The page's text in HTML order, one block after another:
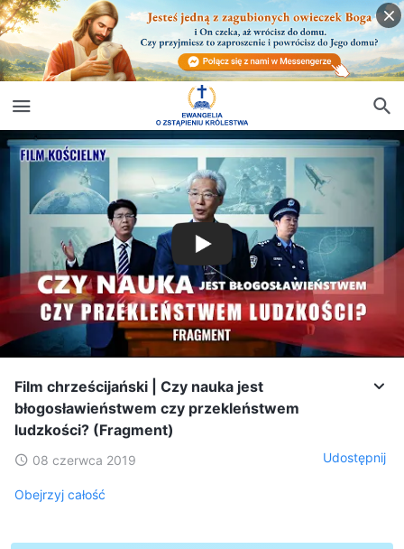
Film chrześcijański | Czy nauka jest
błogosławieństwem czy przekleństwem
ludzkości? (Fragment)
08 czerwca 2019 Udostępnij
Obejrzyj całość